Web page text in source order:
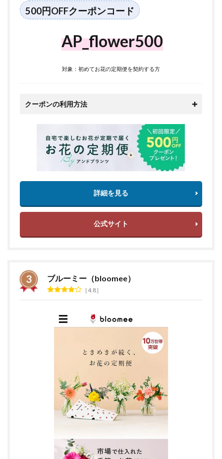
500円OFFクーポンコード
AP_flower500
対象：初めてお花の定期便を契約する方
クーポンの利用方法
詳細を見る
公式サイト
ブルーミー（bloomee）
4.8